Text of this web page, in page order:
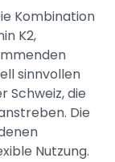
Kombination
K2,
sinnvollen
Schweiz, die
Die
Nutzung.